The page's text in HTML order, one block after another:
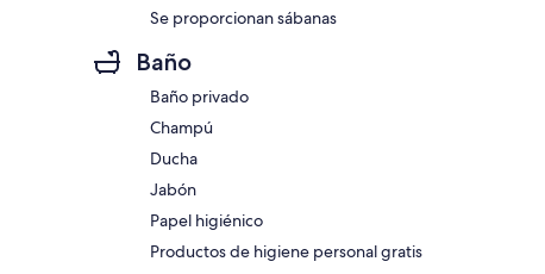
Se proporcionan sábanas
Baño
Baño privado
Champú
Ducha
Jabón
Papel higiénico
Productos de higiene personal gratis